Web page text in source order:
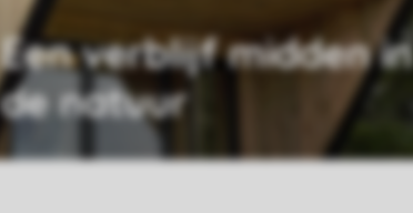
Een verblijf midden in
de natuur